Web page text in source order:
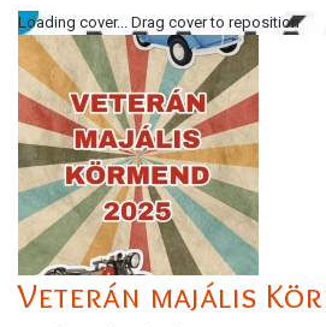
Loading cover... Drag cover to reposition
Veterán majális